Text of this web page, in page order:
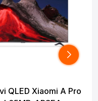
QLED Xiaomi A Pro